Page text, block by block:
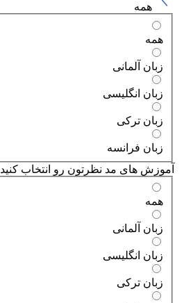
همه
همه
زبان آلمانی
زبان انگلیسی
زبان ترکی
زبان فرانسه
آموزش های مد نظرتون رو انتخاب کنید
همه
زبان آلمانی
زبان انگلیسی
زبان ترکی